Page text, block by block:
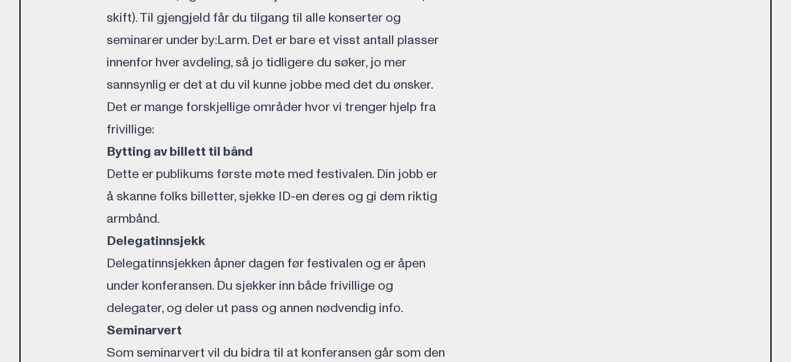
skift). Til gjengjeld får du tilgang til alle konserter og
seminarer under by:Larm. Det er bare et visst antall plasser
innenfor hver avdeling, så jo tidligere du søker, jo mer
sannsynlig er det at du vil kunne jobbe med det du ønsker.
Det er mange forskjellige områder hvor vi trenger hjelp fra
frivillige:
Bytting av billett til bånd
Dette er publikums første møte med festivalen. Din jobb er
å skanne folks billetter, sjekke ID-en deres og gi dem riktig
armbånd.
Delegatinnsjekk
Delegatinnsjekken åpner dagen før festivalen og er åpen
under konferansen. Du sjekker inn både frivillige og
delegater, og deler ut pass og annen nødvendig info.
Seminarvert
Som seminarvert vil du bidra til at konferansen går som den